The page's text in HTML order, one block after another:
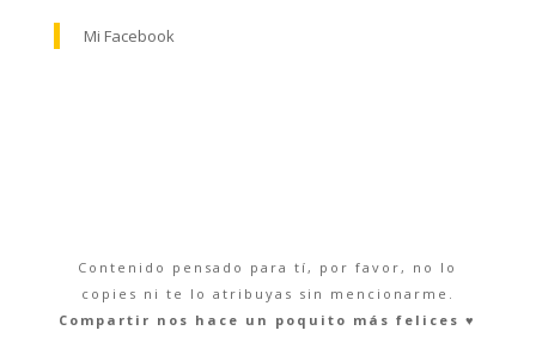
Mi Facebook
Contenido pensado para tí, por favor, no lo
copies ni te lo atribuyas sin mencionarme.
Compartir nos hace un poquito más felices ♥︎